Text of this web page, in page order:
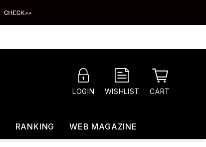
LOGIN WISHLIST CART
RANKING WEB MAGAZINE